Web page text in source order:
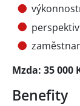
Mzda: 35 000
Benefity